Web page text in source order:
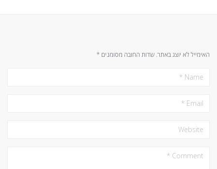
האימייל לא יוצג באתר. שדות החובה מסומנים *